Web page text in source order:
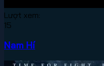
Lượt xem:
15
Nam Hí